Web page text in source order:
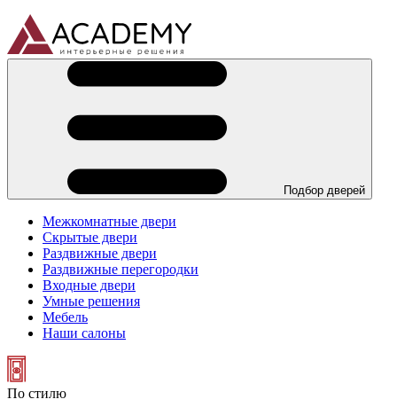
Подбор дверей
Межкомнатные двери
Скрытые двери
Раздвижные двери
Раздвижные перегородки
Входные двери
Умные решения
Мебель
Наши салоны
По стилю